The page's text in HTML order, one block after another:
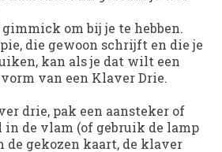
gimmick om bij je te hebben.
die gewoon schrijft en die je
kan als je dat wilt een
van een Klaver Drie.
drie, pak een aansteker of
in de vlam (of gebruik de lamp
de gekozen kaart, de klaver